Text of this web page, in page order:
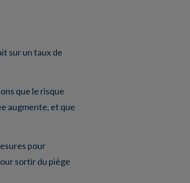
sur un taux de
que le risque
augmente, et que
pour
sortir du piège